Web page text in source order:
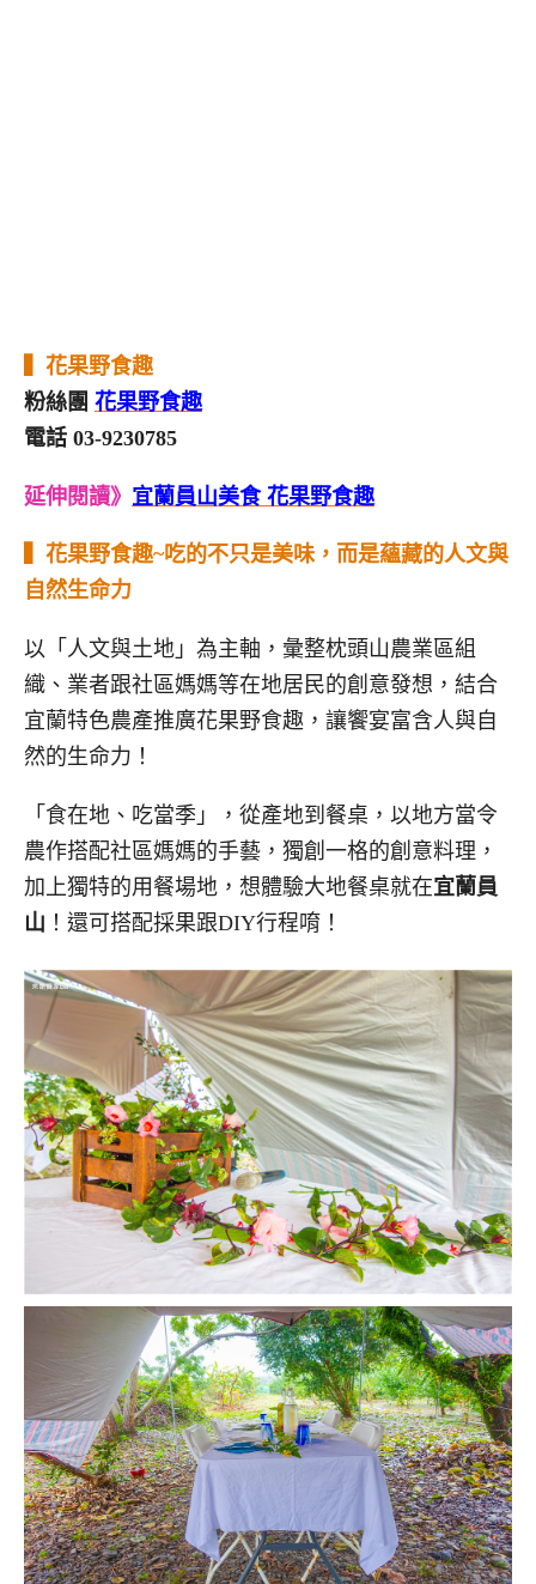
花果野食趣
粉絲團 花果野食趣
電話 03-9230785
延伸閱讀》 宜蘭員山美食 花果野食趣
花果野食趣~吃的不只是美味，而是蘊藏的人文與
自然生命力
以「人文與土地」為主軸，彙整枕頭山農業區組
織、業者跟社區媽媽等在地居民的創意發想，結合
宜蘭特色農產推廣花果野食趣，讓饗宴富含人與自
然的生命力！
「食在地、吃當季」，從產地到餐桌，以地方當令
農作搭配社區媽媽的手藝，獨創一格的創意料理，
加上獨特的用餐場地，想體驗大地餐桌就在宜蘭員
山 ！還可搭配採果跟DIY行程唷！